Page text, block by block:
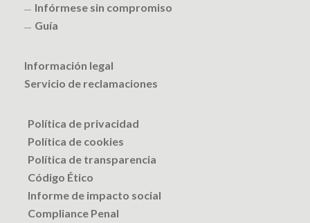
Infórmese sin compromiso
Guía
Información legal
Servicio de reclamaciones
Política de privacidad
Política de cookies
Política de transparencia
Código Ético
Informe de impacto social
Compliance Penal